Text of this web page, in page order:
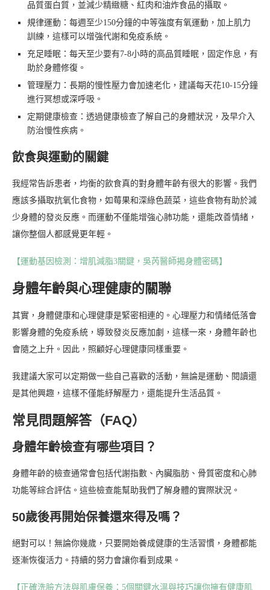
品質蛋白質，並減少精緻糖、紅肉和油炸食品的攝取。
規律運動：每週至少150分鐘的中等強度有氧運動，加上肌力
訓練，這樣可以增強代謝和免疫系統。
充足睡眠：每天至少要有7-8小時的高品質睡眠，固定作息，有
助於身體修復。
管理壓力：長期的慢性壓力會加速老化，建議每天花10-15分鐘
進行冥想或深呼吸。
定期健康檢查：透過健康檢查了解自己的身體狀況，及早介入
防治慢性疾病。
飲食與運動的關鍵
我經常告訴患者，均衡的飲食真的對身體年齡有很大的影響。我們
應該多攝取抗氧化食物，如莓果和深綠色蔬菜，這些食物有助於減
少身體的發炎反應。而運動不僅能增強心肺功能，還能改善情緒，
讓你整個人都感覺更年輕。
【運動基因檢測：增肌減脂3關鍵，吳芮醫師揭身體密碼】
身體年齡與心理健康的關聯
其實，身體健康和心理健康是緊密相連的。心理壓力和情緒低落會
影響身體的免疫系統，導致發炎反應加劇，這樣一來，身體年齡也
會隨之上升。因此，照顧好心理健康同樣重要。
我建議大家可以定期做一些自己喜歡的活動，無論是運動、閱讀還
是其他興趣，這樣不僅能紓解壓力，還能提升生活品質。
常見問題解答（FAQ）
身體年齡檢查有哪些項目？
身體年齡的檢查通常會包括代謝指數、內臟脂肪、骨質密度和心肺
功能等綜合評估。這些檢查能幫助我們了解身體的實際狀況。
50歲後再開始保養還來得及嗎？
絕對可以！無論你幾歲，只要開始養成健康的生活習慣，身體都能
逐漸恢復活力。持續的努力會讓你看到成果。
【正確洗臉方法與肌膚保養：5個關鍵水溫與技巧讓你擁有健康肌